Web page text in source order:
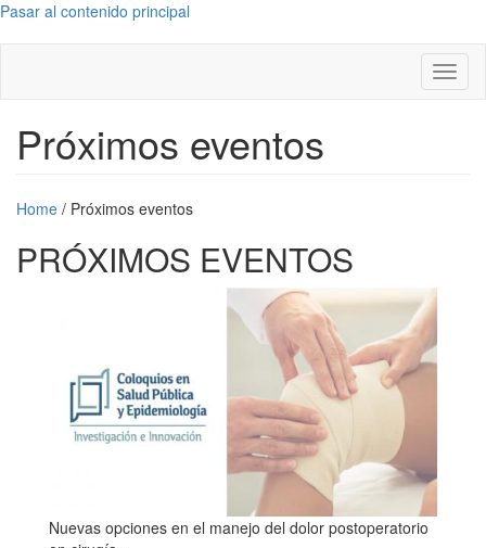
Pasar al contenido principal
Próximos eventos
Home / Próximos eventos
PRÓXIMOS EVENTOS
Nuevas opciones en el manejo del dolor postoperatorio